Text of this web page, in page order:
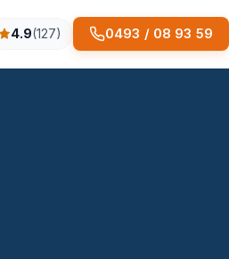
4.9 sterren op basis van 127 reviews
4.9(127) 0493 / 08 93 59